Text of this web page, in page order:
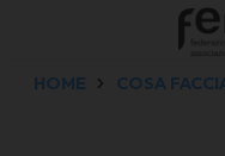
HOME COSA